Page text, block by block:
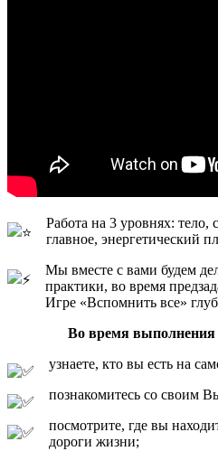
Работа на 3 уровнях: тело,
главное, энергетический
Мы вместе с вами будем
практики, во время
Игре «Вспомнить все»
Во время
узнаете, кто вы есть на
познакомитесь со своим
посмотрите, где вы
дороги жизни;